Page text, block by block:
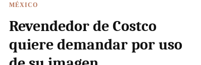
MÉXICO
Revendedor de Costco
quiere demandar por uso